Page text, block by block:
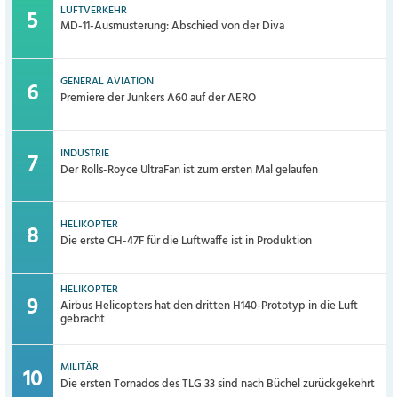
LUFTVERKEHR
MD-11-Ausmusterung: Abschied von der Diva
GENERAL AVIATION
Premiere der Junkers A60 auf der AERO
INDUSTRIE
Der Rolls-Royce UltraFan ist zum ersten Mal gelaufen
HELIKOPTER
Die erste CH-47F für die Luftwaffe ist in Produktion
HELIKOPTER
Airbus Helicopters hat den dritten H140-Prototyp in die Luft
gebracht
MILITÄR
Die ersten Tornados des TLG 33 sind nach Büchel zurückgekehrt